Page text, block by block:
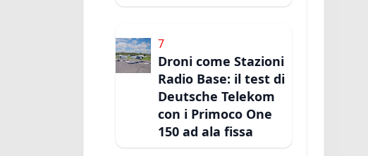
7
Droni come Stazioni
Radio Base: il test di
Deutsche Telekom
con i Primoco One
150 ad ala fissa